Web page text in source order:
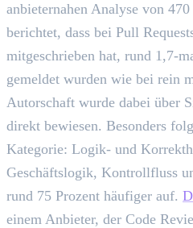
anbieternahen Analyse von
berichtet, dass bei Pull
mitgeschrieben hat, rund 1,7-
gemeldet wurden wie bei rein
Autorschaft wurde dabei über
direkt bewiesen. Besonders
Kategorie: Logik- und
Geschäftslogik, Kontrollfluss
rund 75 Prozent häufiger auf.
einem Anbieter, der Code